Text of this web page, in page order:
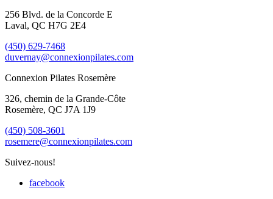
256 Blvd. de la Concorde E
Laval, QC H7G 2E4
(450) 629-7468
duvernay@connexionpilates.com
Connexion Pilates Rosemère
326, chemin de la Grande-Côte
Rosemère, QC J7A 1J9
(450) 508-3601
rosemere@connexionpilates.com
Suivez-nous!
facebook